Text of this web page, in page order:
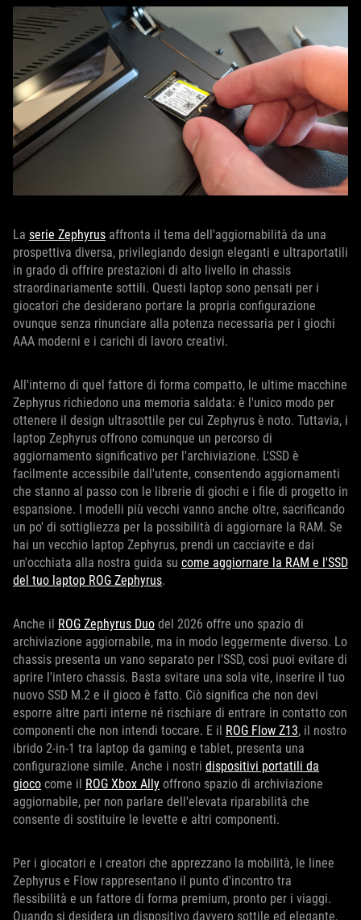
La serie Zephyrus affronta il tema dell'aggiornabilità da una
prospettiva diversa, privilegiando design eleganti e ultraportatili
in grado di offrire prestazioni di alto livello in chassis
straordinariamente sottili. Questi laptop sono pensati per i
giocatori che desiderano portare la propria configurazione
ovunque senza rinunciare alla potenza necessaria per i giochi
AAA moderni e i carichi di lavoro creativi.
All'interno di quel fattore di forma compatto, le ultime macchine
Zephyrus richiedono una memoria saldata: è l'unico modo per
ottenere il design ultrasottile per cui Zephyrus è noto. Tuttavia, i
laptop Zephyrus offrono comunque un percorso di
aggiornamento significativo per l'archiviazione. L'SSD è
facilmente accessibile dall'utente, consentendo aggiornamenti
che stanno al passo con le librerie di giochi e i file di progetto in
espansione. I modelli più vecchi vanno anche oltre, sacrificando
un po' di sottigliezza per la possibilità di aggiornare la RAM. Se
hai un vecchio laptop Zephyrus, prendi un cacciavite e dai
un'occhiata alla nostra guida su come aggiornare la RAM e l'SSD
del tuo laptop ROG Zephyrus.
Anche il ROG Zephyrus Duo del 2026 offre uno spazio di
archiviazione aggiornabile, ma in modo leggermente diverso. Lo
chassis presenta un vano separato per l'SSD, così puoi evitare di
aprire l'intero chassis. Basta svitare una sola vite, inserire il tuo
nuovo SSD M.2 e il gioco è fatto. Ciò significa che non devi
esporre altre parti interne né rischiare di entrare in contatto con
componenti che non intendi toccare. E il ROG Flow Z13, il nostro
ibrido 2-in-1 tra laptop da gaming e tablet, presenta una
configurazione simile. Anche i nostri dispositivi portatili da
gioco come il ROG Xbox Ally offrono spazio di archiviazione
aggiornabile, per non parlare dell'elevata riparabilità che
consente di sostituire le levette e altri componenti.
Per i giocatori e i creatori che apprezzano la mobilità, le linee
Zephyrus e Flow rappresentano il punto d'incontro tra
flessibilità e un fattore di forma premium, pronto per i viaggi.
Quando si desidera un dispositivo davvero sottile ed elegante,